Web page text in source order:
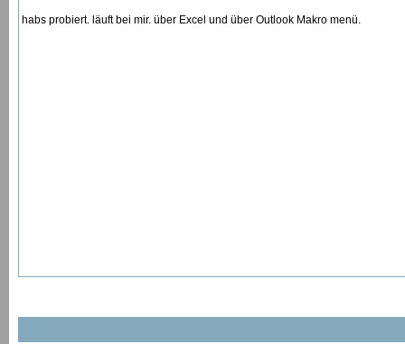
habs probiert. läuft bei mir. über Excel und über Outlook Makro menü.